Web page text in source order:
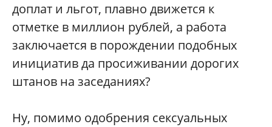
доплат и льгот, плавно движется к
отметке в миллион рублей, а работа
заключается в порождении подобных
инициатив да просиживании дорогих
штанов на заседаниях?
Ну, помимо одобрения сексуальных